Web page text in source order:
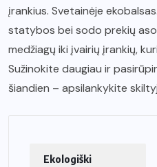
įrankius. Svetainėje
statybos bei sodo prekių
medžiagų iki įvairių įrankių,
Sužinokite daugiau ir
šiandien – apsilankykite
Ekologiški